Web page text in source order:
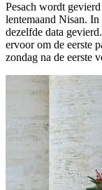
Pesach wordt
lentemaand Nisan.
dezelfde data
ervoor om de eerste
zondag na de eerste